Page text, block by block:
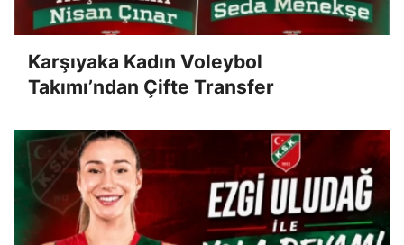
Karşıyaka Kadın Voleybol
Takımı’ndan Çifte Transfer